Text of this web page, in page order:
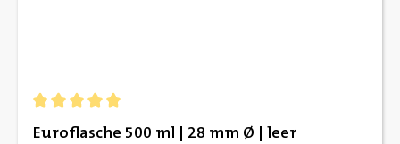
Euroflasche 500 ml | 28 mm Ø | leer